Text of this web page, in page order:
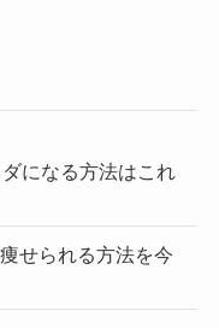
になる方法はこれ
せられる方法を今